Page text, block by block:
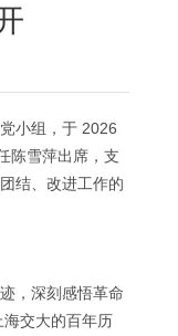
小组，于 2026
陈雪萍出席，支
结、改进工作的
，深刻感悟革命
交大的百年历